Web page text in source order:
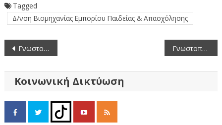
Tagged
Δ/νση Βιομηχανίας Εμπορίου Παιδείας & Απασχόλησης
Πλοήγηση
Γνωστοποίηση Εγκατάστασης GLOW ΓΟΥΝΑΡΙΚΑ ΜΟΝΟΠΡΟΣΩΠΗ ΕΠΕ Γνωστοποίηση Εγκατάστασης ΞΑΝΘΟΠΟΥΛΟΣ ΝΙΚΟΛΑΟΣ
Κοινωνική Δικτύωση